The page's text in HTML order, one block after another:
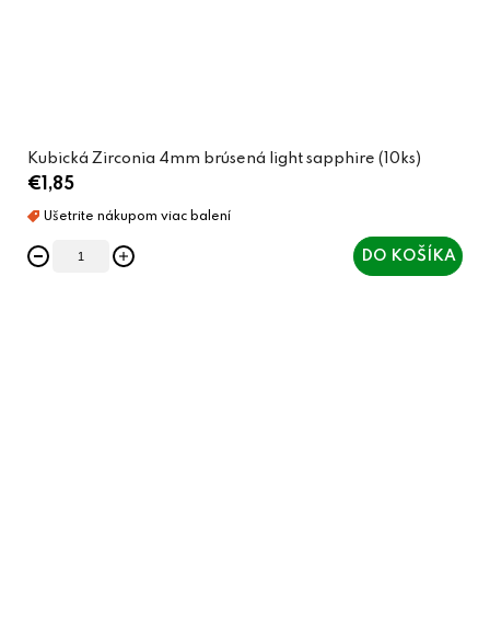
Kubická Zirconia 4mm brúsená light sapphire (10ks)
€1,85
DO KOŠÍKA